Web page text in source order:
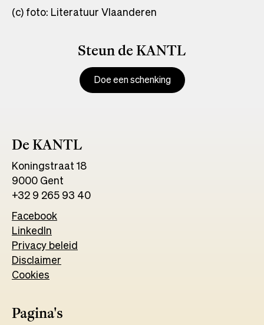
(c) foto: Literatuur Vlaanderen
Steun de KANTL
Doe een schenking
De KANTL
Koningstraat 18
9000 Gent
+32 9 265 93 40
Facebook
a
new
LinkedIn
in
a
Privacy beleid
Disclaimer
Cookies
Pagina's